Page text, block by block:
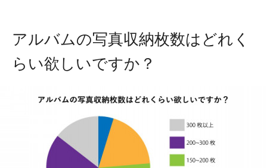
アルバムの写真収納枚数はどれく
らい欲しいですか？